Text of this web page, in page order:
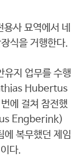
사 묘역에서 네
식을 거행한다.
유지 업무를 수행
Hubertus
에 걸쳐 참전했
Engberink)
에 복무했던 제임
다.